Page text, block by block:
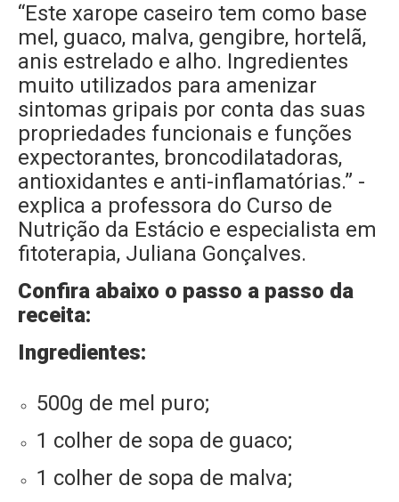
“Este xarope caseiro tem como base
mel, guaco, malva, gengibre, hortelã,
anis estrelado e alho. Ingredientes
muito utilizados para amenizar
sintomas gripais por conta das suas
propriedades funcionais e funções
expectorantes, broncodilatadoras,
antioxidantes e anti-inflamatórias.” -
explica a professora do Curso de
Nutrição da Estácio e especialista em
fitoterapia, Juliana Gonçalves.
Confira abaixo o passo a passo da
receita:
Ingredientes:
500g de mel puro;
1 colher de sopa de guaco;
1 colher de sopa de malva;